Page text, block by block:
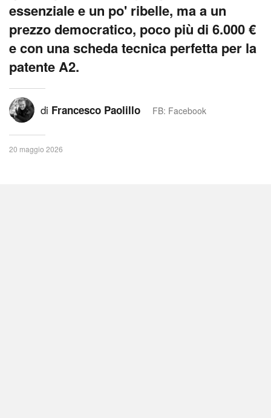
essenziale e un po' ribelle, ma a un
prezzo democratico, poco più di 6.000 €
e con una scheda tecnica perfetta per la
patente A2.
di Francesco Paolillo FB: Facebook
20 maggio 2026